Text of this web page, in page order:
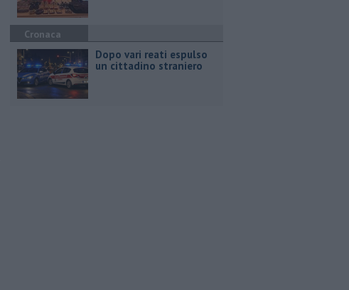
Cronaca
Dopo vari reati espulso
un cittadino straniero